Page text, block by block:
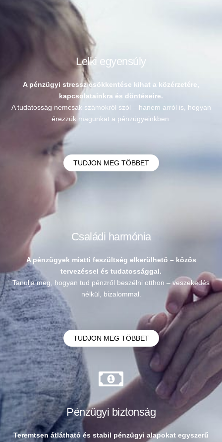
Pénzügyi biztonság
Teremtsen átlátható és stabil pénzügyi alapokat egyszerű
Családi harmónia
A pénzügyek miatti feszültség elkerülhető – közös
tervezéssel és tudatossággal.
Tanulja meg, hogyan tud pénzről beszélni otthon – veszekedés
nélkül, bizalommal.
TUDJON MEG TÖBBET
Lelki egyensúly
A pénzügyi stressz csökkentése kihat a közérzetére,
kapcsolatainkra és döntéseire.
A tudatosság nemcsak számokról szól – hanem arról is, hogyan
érezzük magunkat a pénzügyeinkben.
TUDJON MEG TÖBBET